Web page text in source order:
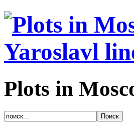
Plots in